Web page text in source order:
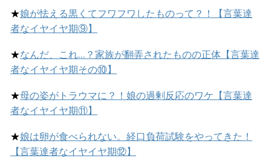
★娘が怯える黒くてフワフワしたものって？！【言葉達
者なイヤイヤ期⑨】
★なんだ、これ…？家族が翻弄されたものの正体【言葉達
者なイヤイヤ期その⑩】
★母の姿がトラウマに？！娘の過剰反応のワケ【言葉達
者なイヤイヤ期⑪】
★娘は卵が食べられない。経口負荷試験をやってきた！
【言葉達者なイヤイヤ期⑫】